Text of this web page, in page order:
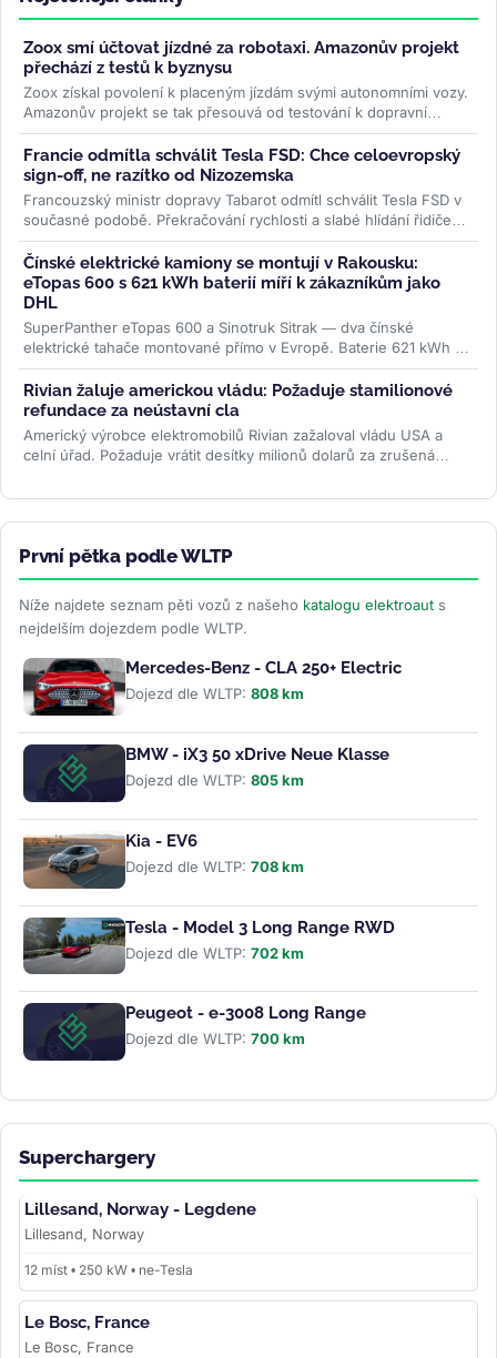
Zoox smí účtovat jízdné za robotaxi. Amazonův projekt
přechází z testů k byznysu
Zoox získal povolení k placeným jízdám svými autonomními vozy.
Amazonův projekt se tak přesouvá od testování k dopravní
službě, kde...>>
Francie odmítla schválit Tesla FSD: Chce celoevropský
sign-off, ne razítko od Nizozemska
Francouzský ministr dopravy Tabarot odmítl schválit Tesla FSD v
současné podobě. Překračování rychlosti a slabé hlídání řidiče
ve...>>
Čínské elektrické kamiony se montují v Rakousku:
eTopas 600 s 621 kWh baterií míří k zákazníkům jako
DHL
SuperPanther eTopas 600 a Sinotruk Sitrak — dva čínské
elektrické tahače montované přímo v Evropě. Baterie 621 kWh od
CATL, reálný...>>
Rivian žaluje americkou vládu: Požaduje stamilionové
refundace za neústavní cla
Americký výrobce elektromobilů Rivian zažaloval vládu USA a
celní úřad. Požaduje vrátit desítky milionů dolarů za zrušená
První pětka podle WLTP
Níže najdete seznam pěti vozů z našeho katalogu elektroaut s
nejdelším dojezdem podle WLTP.
Mercedes-Benz - CLA 250+ Electric
Dojezd dle WLTP: 808 km
BMW - iX3 50 xDrive Neue Klasse
Dojezd dle WLTP: 805 km
Kia - EV6
Dojezd dle WLTP: 708 km
Tesla - Model 3 Long Range RWD
Dojezd dle WLTP: 702 km
Peugeot - e-3008 Long Range
Dojezd dle WLTP: 700 km
Superchargery
Lillesand, Norway - Legdene
Lillesand, Norway
12 míst • 250 kW • ne-Tesla
Le Bosc, France
Le Bosc, France